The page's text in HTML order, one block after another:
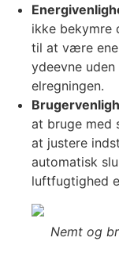
ikke bekymre
til at være
ydeevne
elregningen.
at bruge med
at justere
automatisk
luftfugtighed
Nemt og